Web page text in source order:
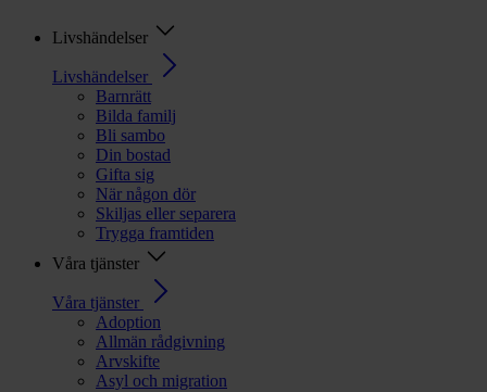
Livshändelser
Livshändelser
Barnrätt
Bilda familj
Bli sambo
Din bostad
Gifta sig
När någon dör
Skiljas eller separera
Trygga framtiden
Våra tjänster
Våra tjänster
Adoption
Allmän rådgivning
Arvskifte
Asyl och migration